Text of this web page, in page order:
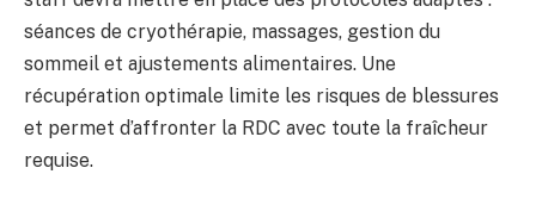
séances de cryothérapie, massages, gestion du
sommeil et ajustements alimentaires. Une
récupération optimale limite les risques de blessures
et permet d’affronter la RDC avec toute la fraîcheur
requise.